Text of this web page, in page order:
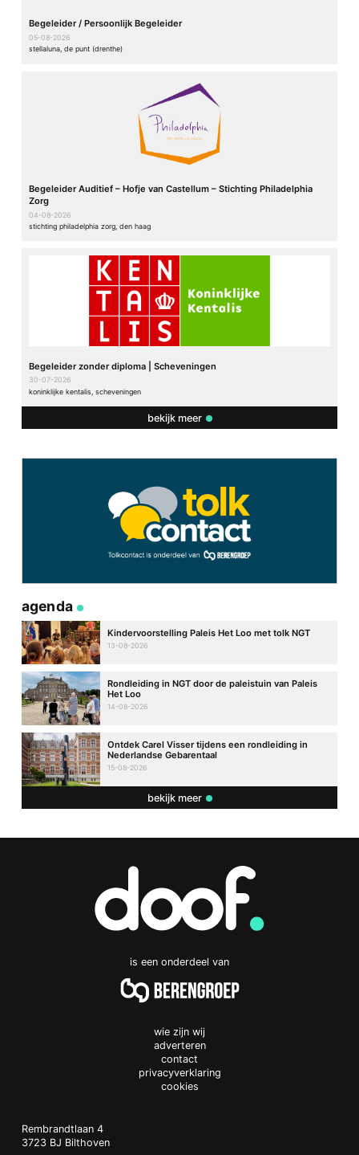
Begeleider / Persoonlijk Begeleider
05-08-2026
stellaluna, de punt (drenthe)
Begeleider Auditief – Hofje van Castellum – Stichting Philadelphia
Zorg
04-08-2026
stichting philadelphia zorg, den haag
Begeleider zonder diploma | Scheveningen
30-07-2026
koninklijke kentalis, scheveningen
bekijk meer
agenda
Kindervoorstelling Paleis Het Loo met tolk NGT
13-08-2026
Rondleiding in NGT door de paleistuin van Paleis
Het Loo
14-08-2026
Ontdek Carel Visser tijdens een rondleiding in
Nederlandse Gebarentaal
15-08-2026
bekijk meer
is een onderdeel van
wie zijn wij
adverteren
contact
privacyverklaring
cookies
Doof.nl
work
Rembrandtlaan 4
3723 BJ Bilthoven